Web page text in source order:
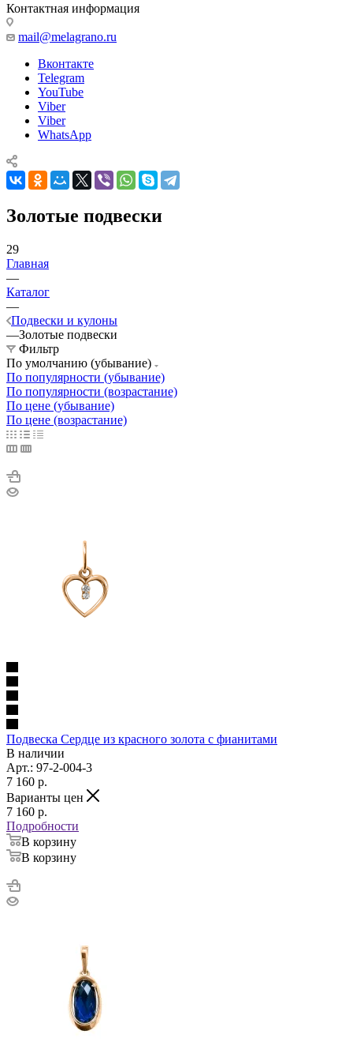
Контактная информация
mail@melagrano.ru
Вконтакте
Telegram
YouTube
Viber
Viber
WhatsApp
Золотые подвески
29
Главная
—
Каталог
—
Подвески и кулоны
—Золотые подвески
Фильтр
По умолчанию (убывание)
По популярности (убывание)
По популярности (возрастание)
По цене (убывание)
По цене (возрастание)
Подвеска Сердце из красного золота с фианитами
В наличии
Арт.: 97-2-004-3
7 160 p.
Варианты цен
7 160 p.
Подробности
В корзину
В корзину